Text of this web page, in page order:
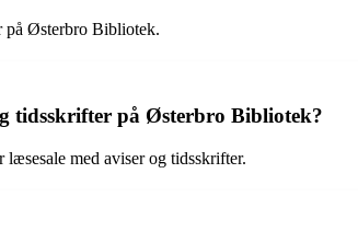
på Østerbro Bibliotek.
tidsskrifter på Østerbro Bibliotek?
med aviser og tidsskrifter.